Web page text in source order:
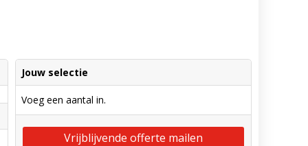
Jouw selectie
Voeg een aantal in.
Vrijblijvende offerte mailen